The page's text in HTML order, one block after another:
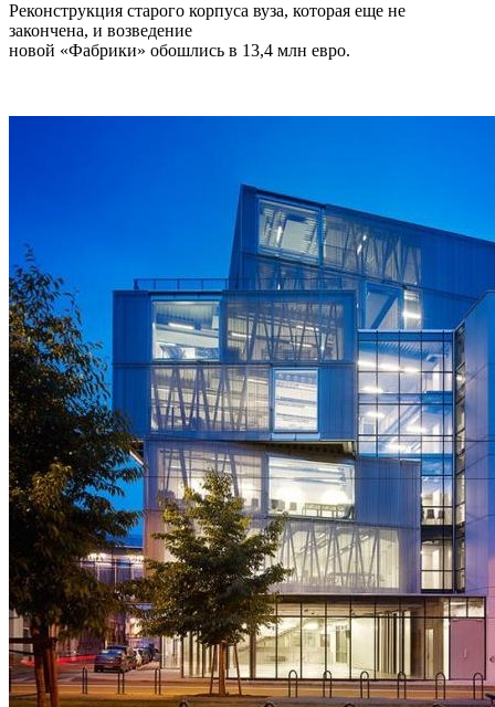
Реконструкция старого корпуса вуза, которая еще не
закончена, и возведение
новой «Фабрики» обошлись в 13,4 млн евро.